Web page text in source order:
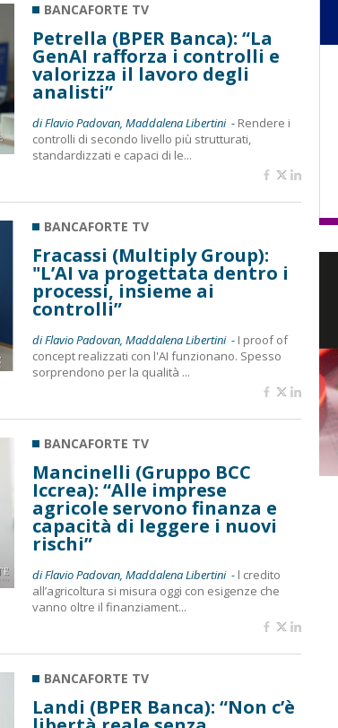
BANCAFORTE TV
Petrella (BPER Banca): “La
GenAI rafforza i controlli e
valorizza il lavoro degli
analisti”
di Flavio Padovan, Maddalena Libertini - Rendere i
controlli di secondo livello più strutturati,
standardizzati e capaci di le...
BANCAFORTE TV
Fracassi (Multiply Group):
"L’AI va progettata dentro i
processi, insieme ai
controlli”
di Flavio Padovan, Maddalena Libertini - I proof of
concept realizzati con l'AI funzionano. Spesso
sorprendono per la qualità ...
BANCAFORTE TV
Mancinelli (Gruppo BCC
Iccrea): “Alle imprese
agricole servono finanza e
capacità di leggere i nuovi
rischi”
di Flavio Padovan, Maddalena Libertini - l credito
all’agricoltura si misura oggi con esigenze che
vanno oltre il finanziament...
BANCAFORTE TV
Landi (BPER Banca): “Non c’è